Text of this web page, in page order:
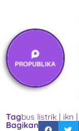
Tagbus listrik | ikn |
Bagikan